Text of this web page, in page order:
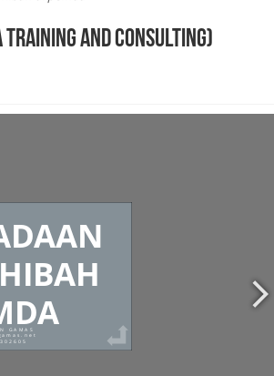
Training and Consulting)